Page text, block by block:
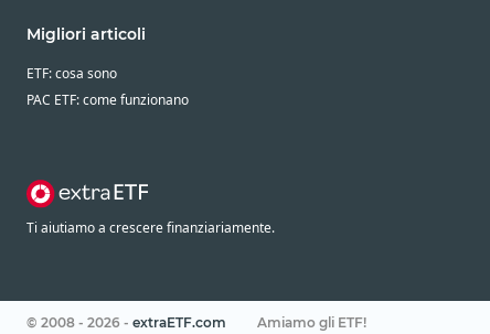
Migliori articoli
ETF: cosa sono
PAC ETF: come funzionano
Ti aiutiamo a crescere finanziariamente.
© 2008 - 2026 - extraETF.com Amiamo gli ETF!